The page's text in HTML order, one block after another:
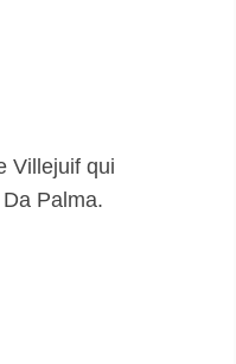
Villejuif qui
Palma.